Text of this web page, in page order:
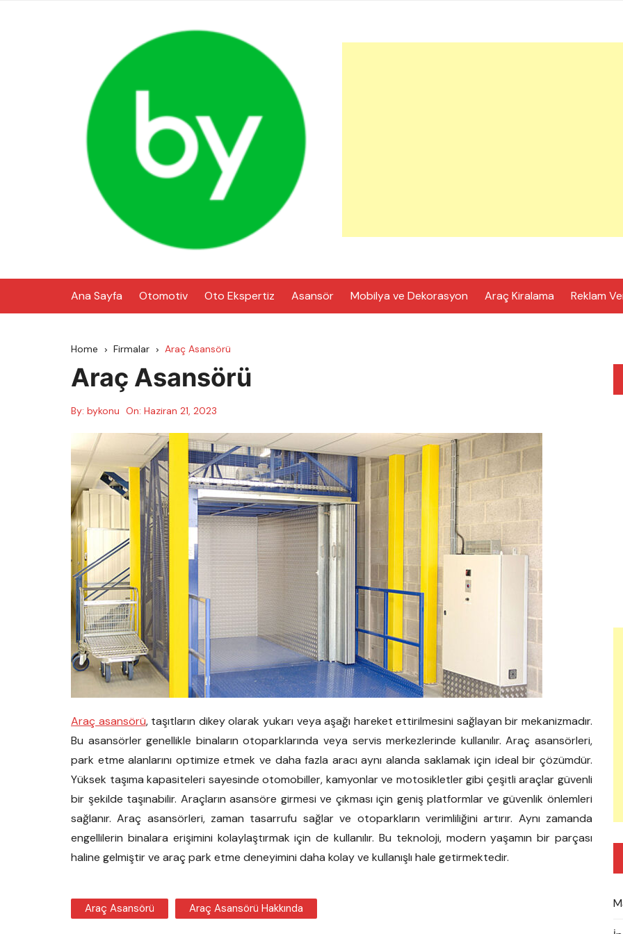
Ana Sayfa Otomotiv Oto Ekspertiz Asansör Mobilya ve Dekorasyon Araç Kiralama Reklam
Home Firmalar Araç Asansörü
Araç Asansörü
By: bykonu On: Haziran 21, 2023
Araç asansörü, taşıtların dikey olarak yukarı veya aşağı hareket ettirilmesini sağlayan bir mekanizmadır.
Bu asansörler genellikle binaların otoparklarında veya servis merkezlerinde kullanılır. Araç asansörleri,
park etme alanlarını optimize etmek ve daha fazla aracı aynı alanda saklamak için ideal bir çözümdür.
Yüksek taşıma kapasiteleri sayesinde otomobiller, kamyonlar ve motosikletler gibi çeşitli araçlar güvenli
bir şekilde taşınabilir. Araçların asansöre girmesi ve çıkması için geniş platformlar ve güvenlik önlemleri
sağlanır. Araç asansörleri, zaman tasarrufu sağlar ve otoparkların verimliliğini artırır. Aynı zamanda
engellilerin binalara erişimini kolaylaştırmak için de kullanılır. Bu teknoloji, modern yaşamın bir parçası
haline gelmiştir ve araç park etme deneyimini daha kolay ve kullanışlı hale getirmektedir.
Araç Asansörü Araç Asansörü Hakkında